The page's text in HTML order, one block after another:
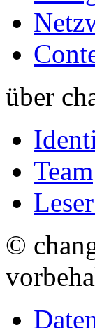
über
Team
©